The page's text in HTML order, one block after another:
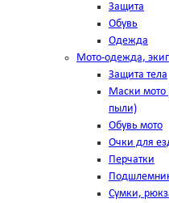
Защита
Обувь
Одежда
Мото-одежда,
Защита тела
Маски мото
пыли)
Обувь мото
Очки для
Перчатки
Сумки,